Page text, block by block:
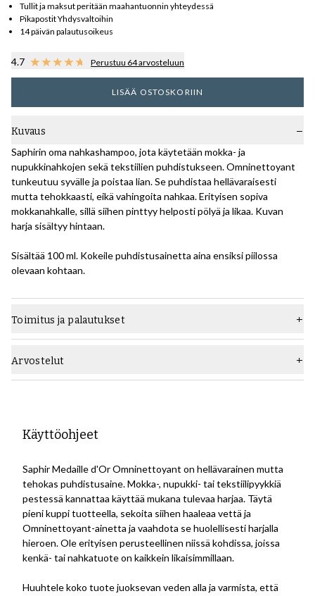
Tullit ja maksut peritään maahantuonnin yhteydessä
Pikapostit Yhdysvaltoihin
14 päivän palautusoikeus
4.7 Perustuu 64 arvosteluun
LISÄÄ OSTOSKORIIN
Kuvaus
Saphirin oma nahkashampoo, jota käytetään mokka- ja
nupukkinahkojen sekä tekstiilien puhdistukseen. Omninettoyant
tunkeutuu syvälle ja poistaa lian. Se puhdistaa hellävaraisesti
mutta tehokkaasti, eikä vahingoita nahkaa. Erityisen sopiva
mokkanahkalle, sillä siihen pinttyy helposti pölyä ja likaa. Kuvan
harja sisältyy hintaan.
Sisältää 100 ml. Kokeile puhdistusainetta aina ensiksi piilossa
olevaan kohtaan.
Toimitus ja palautukset
Arvostelut
Käyttöohjeet
Saphir Medaille d'Or Omninettoyant on hellävarainen mutta
tehokas puhdistusaine. Mokka-, nupukki- tai tekstiilipyykkiä
pestessä kannattaa käyttää mukana tulevaa harjaa. Täytä
pieni kuppi tuotteella, sekoita siihen haaleaa vettä ja
Omninettoyant-ainetta ja vaahdota se huolellisesti harjalla
hieroen. Ole erityisen perusteellinen niissä kohdissa, joissa
kenkä- tai nahkatuote on kaikkein likaisimmillaan.
Huuhtele koko tuote juoksevan veden alla ja varmista, että